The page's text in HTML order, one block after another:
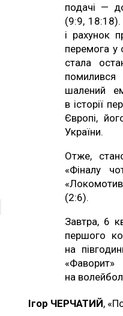
подачі —
(9:9, 18:18).
і рахунок
перемога у
стала
помилився
шалений
в історії
Європі,
України.
Отже,
«Фіналу
(2:6).
Завтра, 6
першого
на
на
Ігор ЧЕРЧАТИЙ,